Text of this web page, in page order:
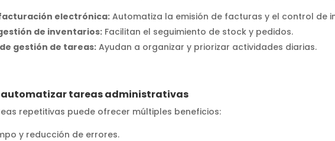
electrónica: Automatiza la emisión de facturas y el control de
de inventarios: Facilitan el seguimiento de stock y pedidos.
gestión de tareas: Ayudan a organizar y priorizar actividades diarias.
automatizar tareas administrativas
repetitivas puede ofrecer múltiples beneficios:
y reducción de errores.